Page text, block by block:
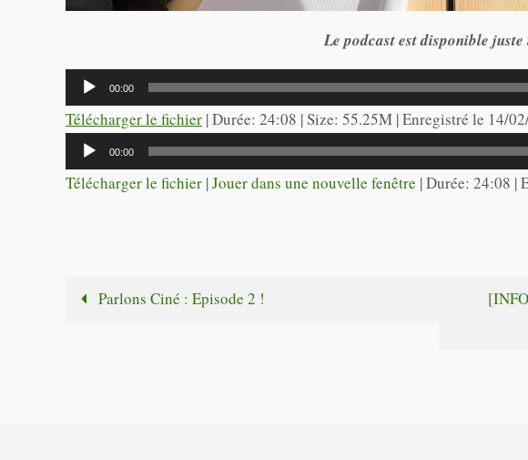
Le podcast est disponible
Lecteur
audio
00:00
Télécharger le fichier | Durée: 24:08 | Size: 55.25M | Enregistré le 14/
Lecteur
audio
00:00
Télécharger le fichier |Jouer dans une nouvelle fenêtre |Durée: 24:08 |
Parlons Ciné : Episode 2 !